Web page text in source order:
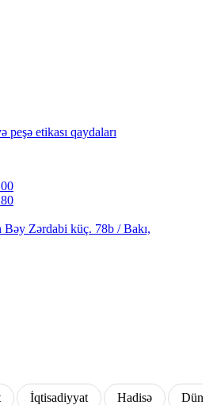
peşə etikası qaydaları
Bəy Zərdabi küç. 78b / Bakı,
İqtisadiyyat Hadisə Dünya